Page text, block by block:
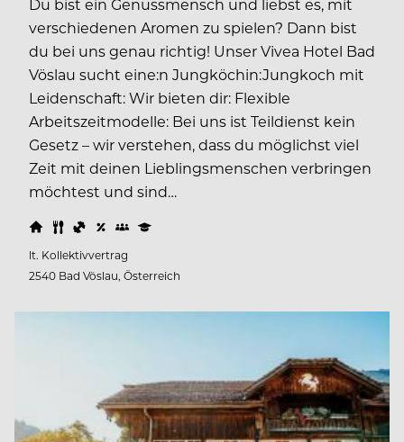
verschiedenen Aromen zu spielen? Dann bist
du bei uns genau richtig! Unser Vivea Hotel Bad
Vöslau sucht eine:n Jungköchin:Jungkoch mit
Leidenschaft: Wir bieten dir: Flexible
Arbeitszeitmodelle: Bei uns ist Teildienst kein
Gesetz – wir verstehen, dass du möglichst viel
Zeit mit deinen Lieblingsmenschen verbringen
möchtest und sind…
lt. Kollektivvertrag
2540 Bad Vöslau, Österreich